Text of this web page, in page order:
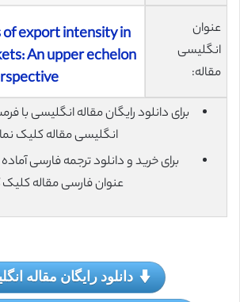
عنوان
انگلیسی
مقاله:
export intensity in
An upper echelon
انگلیسی مقاله کلیک
برای خرید و دانلود ترجمه فارسی
عنوان فارسی مقاله کلیک
دانلود رایگان مقاله